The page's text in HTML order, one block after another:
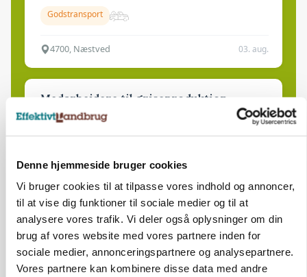
Denne hjemmeside bruger cookies
Vi bruger cookies til at tilpasse vores indhold og annoncer,
til at vise dig funktioner til sociale medier og til at
analysere vores trafik. Vi deler også oplysninger om din
brug af vores website med vores partnere inden for
sociale medier, annonceringspartnere og analysepartnere.
Vores partnere kan kombinere disse data med andre
Godstransport
4700, Næstved 03. aug.
Medarbejdere til griseproduktion
Grise
9681, Ranum
Kalvepasser til ejendom i udvikling søges
Kalve